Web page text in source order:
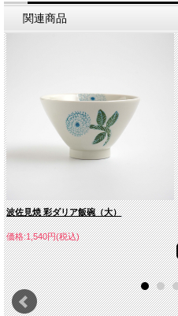
関連商品
波佐見焼 彩ダリア飯碗（大）
価格:1,540円(税込)